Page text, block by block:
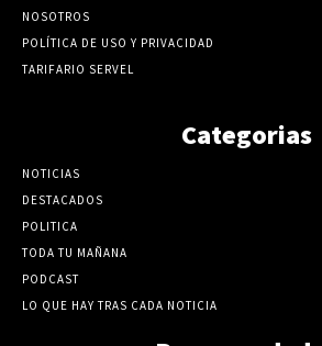
NOSOTROS
POLÍTICA DE USO Y PRIVACIDAD
TARIFARIO SERVEL
Categorias
NOTICIAS
DESTACADOS
POLITICA
TODA TU MAÑANA
PODCAST
LO QUE HAY TRAS CADA NOTICIA